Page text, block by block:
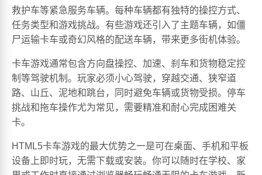
救护车等紧急服务车辆。每种车辆都有独特的操控方式、
任务类型和游戏挑战。有些游戏还引入了主题车辆，如僵
尸运输卡车或奇幻风格的配送车辆，带来更多街机体验。
卡车游戏通常包含方向盘操控、加速、刹车和货物稳定控
制等驾驶机制。玩家必须小心驾驶，穿越交通、狭窄道
路、山丘、泥地和跳台，同时避免车辆或货物受损。停车
挑战和拖车操作尤为常见，需要精准和耐心完成困难关
卡。
HTML5卡车游戏的最大优势之一是可在桌面、手机和平板
设备上即时玩，无需下载或安装。你可以随时在学校、家